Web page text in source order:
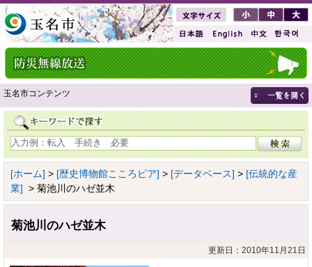
玉名市コンテンツ
[ホーム] > [歴史博物館こころピア] > [データベース] > [伝統的な産
業] > 菊池川のハゼ並木
菊池川のハゼ並木
更新日：2010年11月21日